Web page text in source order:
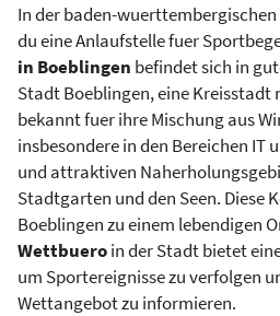
In der baden-
du eine Anlaufstelle fuer
in Boeblingen befindet sich in
Stadt Boeblingen, eine
bekannt fuer ihre Mischung aus
insbesondere in den Bereichen
und attraktiven
Stadtgarten und den Seen. Diese
Boeblingen zu einem lebendigen
Wettbueroin der Stadt bietet
um Sportereignisse zu verfolgen
Wettangebot zu informieren.